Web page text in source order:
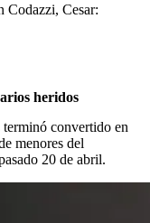
Codazzi, Cesar:
heridos
convertido en
menores del
20 de abril.